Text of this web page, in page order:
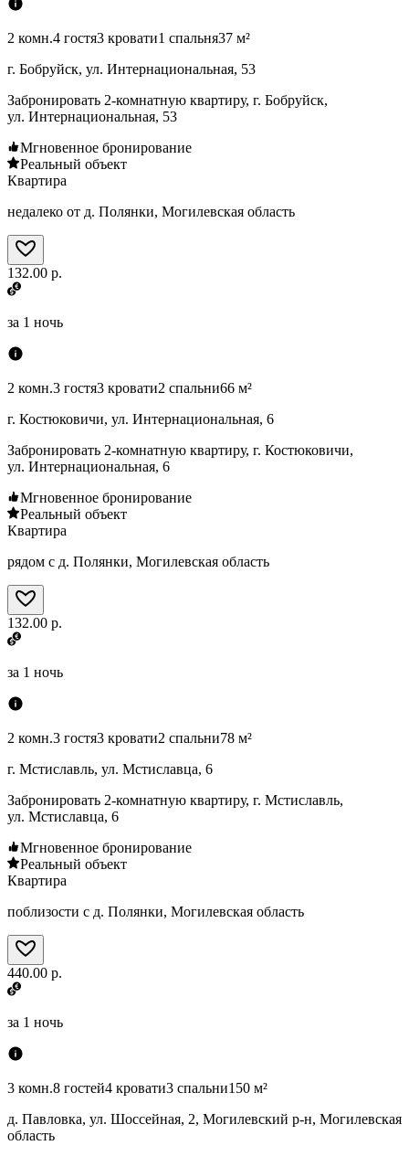
2 комн.4 гостя3 кровати1 спальня37 м²
г. Бобруйск, ул. Интернациональная, 53
Забронировать 2-комнатную квартиру, г. Бобруйск,
ул. Интернациональная, 53
Мгновенное бронирование
Реальный объект
Квартира
недалеко от д. Полянки, Могилевская область
132.00 р.
за 1 ночь
2 комн.3 гостя3 кровати2 спальни66 м²
г. Костюковичи, ул. Интернациональная, 6
Забронировать 2-комнатную квартиру, г. Костюковичи,
ул. Интернациональная, 6
Мгновенное бронирование
Реальный объект
Квартира
рядом с д. Полянки, Могилевская область
132.00 р.
за 1 ночь
2 комн.3 гостя3 кровати2 спальни78 м²
г. Мстиславль, ул. Мстиславца, 6
Забронировать 2-комнатную квартиру, г. Мстиславль,
ул. Мстиславца, 6
Мгновенное бронирование
Реальный объект
Квартира
поблизости с д. Полянки, Могилевская область
440.00 р.
за 1 ночь
3 комн.8 гостей4 кровати3 спальни150 м²
д. Павловка, ул. Шоссейная, 2, Могилевский р-н, Могилевская
область